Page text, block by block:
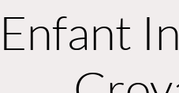
Enfant